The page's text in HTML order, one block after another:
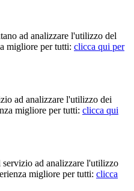
ad analizzare l'utilizzo del
migliore per tutti: clicca qui per
ad analizzare l'utilizzo dei
migliore per tutti: clicca qui
ad analizzare l'utilizzo
migliore per tutti: clicca